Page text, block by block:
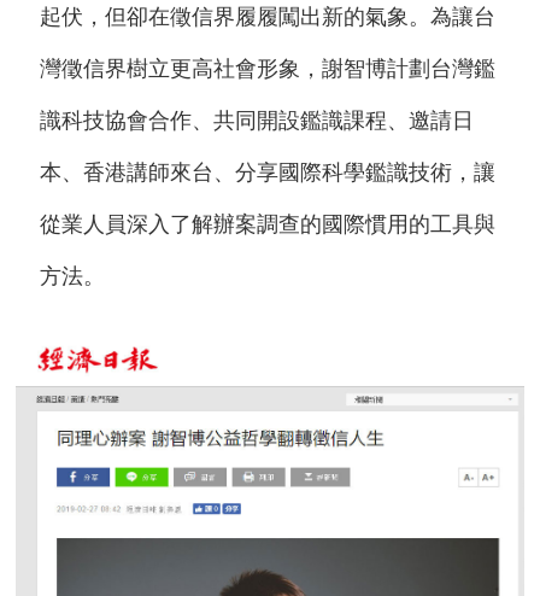
起伏，但卻在徵信界履履闖出新的氣象。為讓台
灣徵信界樹立更高社會形象，謝智博計劃台灣鑑
識科技協會合作、共同開設鑑識課程、邀請日
本、香港講師來台、分享國際科學鑑識技術，讓
從業人員深入了解辦案調查的國際慣用的工具與
方法。